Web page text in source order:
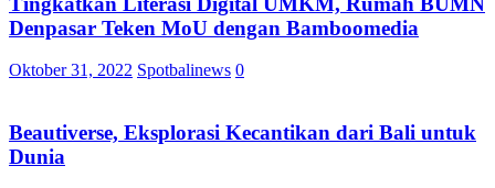
Denpasar Teken MoU dengan Bamboomedia
Oktober 31, 2022 Spotbalinews 0
Beautiverse, Eksplorasi Kecantikan dari Bali untuk
Dunia